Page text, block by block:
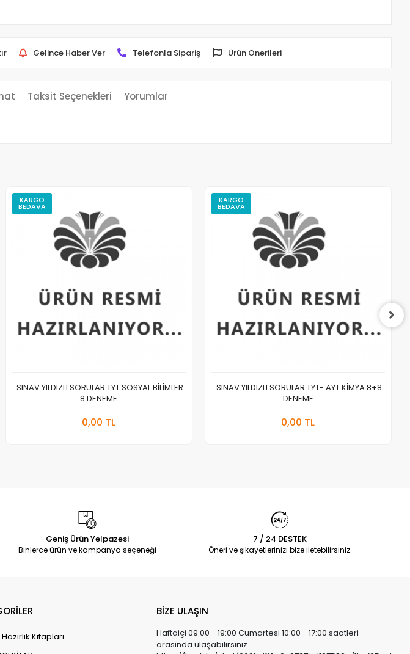
Gelince Haber Ver Telefonla Sipariş Ürün Önerileri
Taksit Seçenekleri Yorumlar
KARGO
BEDAVA
SINAV YILDIZLI SORULAR TYT SOSYAL BİLİMLER
8 DENEME
0,00 TL
KARGO
BEDAVA
SINAV YILDIZLI SORULAR TYT- AYT KİMYA 8+8
DENEME
0,00 TL
Geniş Ürün Yelpazesi
Binlerce ürün ve kampanya seçeneği
7 / 24 DESTEK
Öneri ve şikayetlerinizi bize iletebilirsiniz.
Kitapları
BİZE ULAŞIN
Haftaiçi 09:00 - 19:00 Cumartesi 10:00 - 17:00 saatleri
arasında ulaşabilirsiniz.